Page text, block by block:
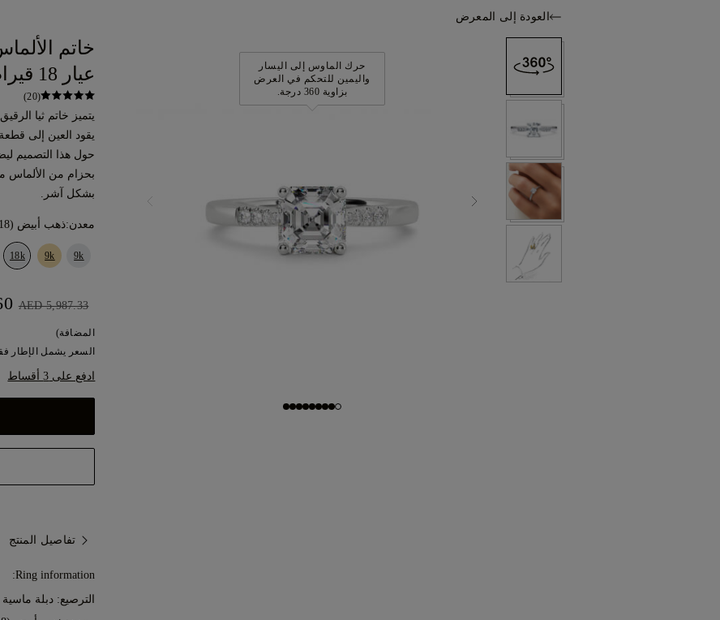
العودة إلى المعرض
حرك الماوس إلى اليسار
واليمين للتحكم في العرض
بزاوية 360 درجة.
خاتم
عيار 18 قيراط
(20)
يتميز خاتم ثيا
يقود العين إلى
حول هذا التصميم
بحزام من
بشكل آشر.
معدن:ذهب أبيض (18 قيراط)
9k
9k
18k
AED 5,987.33
المضافة)
السعر يشمل الإطار
ادفع على 3 أقساط
تفاصيل المنتج
Ring information:
الترصيع: دبلة ماسية